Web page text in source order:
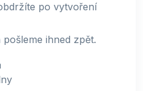
po vytvoření
ihned zpět.